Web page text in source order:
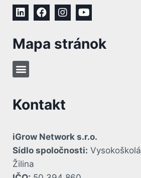
Mapa stránok
Kontakt
iGrow Network s.r.o.
Sídlo spoločnosti:
Žilina